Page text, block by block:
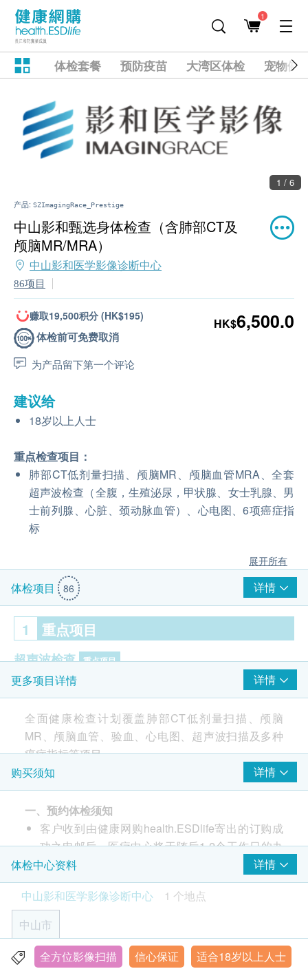
1
体检套餐 预防疫苗 大湾区体检 宠物健
1 / 6
产品: SZImagingRace_Prestige
中山影和甄选身体检查（含肺部CT及
颅脑MR/MRA）
中山影和医学影像诊断中心
86项目
赚取19,500积分 (HK$195)
体检前可免费取消
为产品留下第一个评论
HK$6,500.0
建议给
18岁以上人士
重点检查项目：
肺部CT低剂量扫描、颅脑MR、颅脑血管MRA、全套
超声波检查（全腹，生殖泌尿，甲状腺、女士乳腺、男
士前列腺、心脏、颈动脉血管）、心电图、6项癌症指
标
展开所有
体检项目 86 详情
1 重点项目
超声波检查 重点项目
甲状腺超声波
B超檢查-肝
胆脏超声波
脾脏超声波
胰脏超声波
乳腺（双侧）超声波 - 只限女士
盆腔 (子宫, 卵巢及膀胱) 超声波 - 只限女士
泌尿系统（双肾、输尿管、膀胱、前列腺）超声波- 只
颈动脉超声波
心脏超声波
癌症指标
甲种胎蛋白 (肝癌)
癌胚抗原 (肠癌)
更多项目详情 详情
全面健康检查计划覆盖肺部CT低剂量扫描、颅脑
MR、颅脑血管、验血、心电图、超声波扫描及多种
癌症指标等项目
购买须知
详情
一、预约体检须知
客户收到由健康网购health.ESDlife寄出的订购成
功之电邮后，医疗中心将于随后1-2个工作日的办
公时间内，致电客户预约身体检查的时间及地点。
客户亦可至少提前3个工作日联络医疗中心进行预
约（微信/WhatsApp：+852 92974697）。
客户至现场后，医疗中心工作人员会核对客户的姓
名、出生年月日、手机号及健康网购
health.ESDlife订购成功之电邮。
订单如需改期，请至少提前3个工作日联络医疗中
体检中心资料
详情
中山影和医学影像诊断中心
1 个地点
中山市
中山市火炬开发区中山六路88号火炬大数据中心3栋1-3层
全方位影像扫描 信心保证 适合18岁以上人士